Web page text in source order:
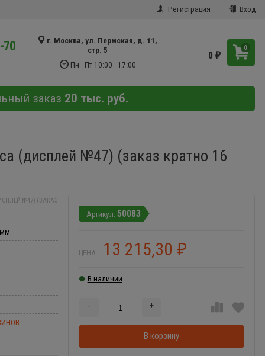
Регистрация Вход
70
г. Москва, ул. Пермская, д. 11,
стр. 5
Пн—Пт 10:00—17:00
0
0₽
заказ 20 тыс. руб.
(дисплей №47) (заказ кратно 16
50083
ЦЕНА: 13 215,30₽
В наличии
- +
В корзину
№47) (ЗАКАЗ